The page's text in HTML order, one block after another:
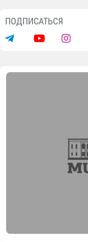
ПОДПИСАТЬСЯ